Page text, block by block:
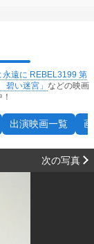
永遠に REBEL3199 第
碧い迷宮」 などの映画
出演映画一覧
次の写真